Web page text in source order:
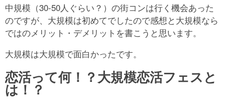
中規模（30-50人ぐらい？）の街コンは行く機会あった
のですが、大規模は初めてでしたので感想と大規模なら
ではのメリット・デメリットを書こうと思います。
大規模は大規模で面白かったです。
恋活って何！？大規模恋活フェスと
は！？